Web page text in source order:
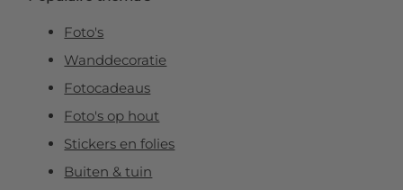
Foto's
Wanddecoratie
Fotocadeaus
Foto's op hout
Stickers en folies
Buiten & tuin